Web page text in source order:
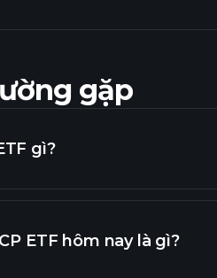
gặp
gì?
ETF hôm nay là gì?